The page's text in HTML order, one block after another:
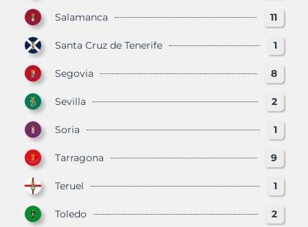
Salamanca 11
Santa Cruz de Tenerife 1
Segovia 8
Sevilla 2
Soria 1
Tarragona 9
Teruel 1
Toledo 2